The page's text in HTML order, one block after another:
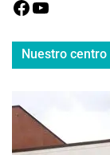
Nuestro centro